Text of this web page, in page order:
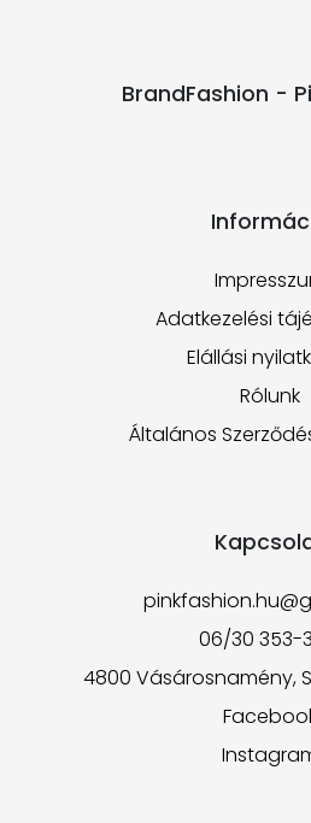
BrandFashion -
Adatkezelési
Elállási
Rólunk
Általános
06/30 353-
4800 Vásárosnamény,